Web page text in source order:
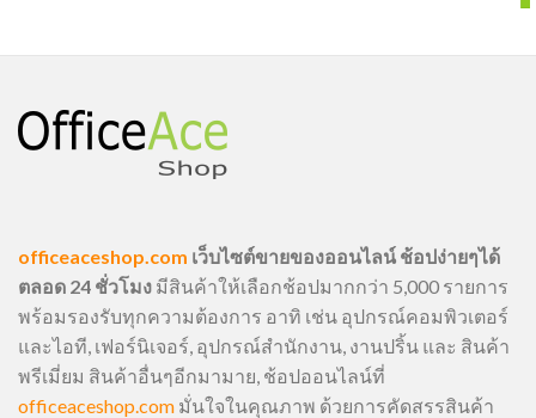
officeaceshop.com เว็บไซต์ขายของออนไลน์ ช้อปง่ายๆได้
ตลอด 24 ชั่วโมง มีสินค้าให้เลือกช้อปมากกว่า 5,000 รายการ
พร้อมรองรับทุกความต้องการ อาทิ เช่น อุปกรณ์คอมพิวเตอร์
และไอที, เฟอร์นิเจอร์, อุปกรณ์สำนักงาน, งานปริ้น และ สินค้า
พรีเมี่ยม สินค้าอื่นๆอีกมามาย, ช้อปออนไลน์ที่
officeaceshop.com มั่นใจในคุณภาพ ด้วยการคัดสรรสินค้า